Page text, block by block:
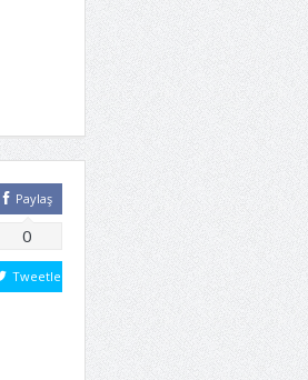
Paylaş
0
Tweetle